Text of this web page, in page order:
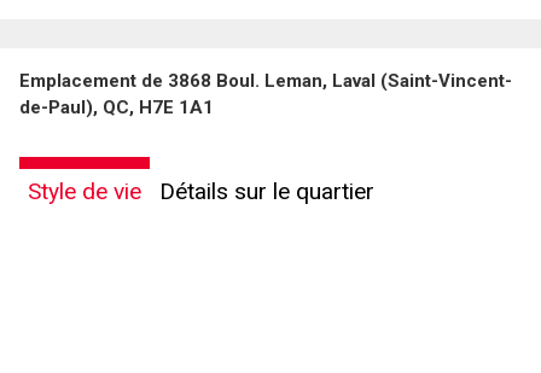
En cliquant sur le bouton « soumettre », vous consentez à nos conditions d'utilisation et
vous nous fournissez l'autorisation écrite de communiquer avec vous.
Emplacement de 3868 Boul. Leman, Laval (Saint-Vincent-
de-Paul), QC, H7E 1A1
Style de vie Détails sur le quartier